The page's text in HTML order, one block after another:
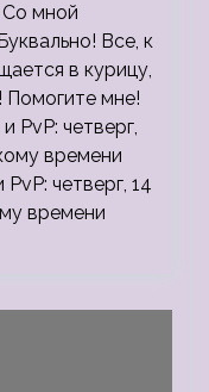
мной
Все, к
в курицу,
Помогите мне!
PvP: четверг,
времени
четверг, 14
времени